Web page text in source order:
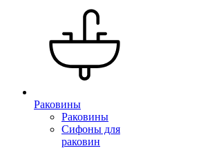
Раковины
Раковины
Сифоны для
раковин